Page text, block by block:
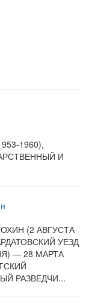
1960),
И
(2 АВГУСТА
УЕЗД
— 28 МАРТА
РАЗВЕДЧИ...